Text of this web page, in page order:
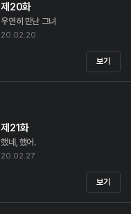
제20화
우연히 만난 그녀
20.02.20
보기
제21화
했네, 했어.
20.02.27
보기